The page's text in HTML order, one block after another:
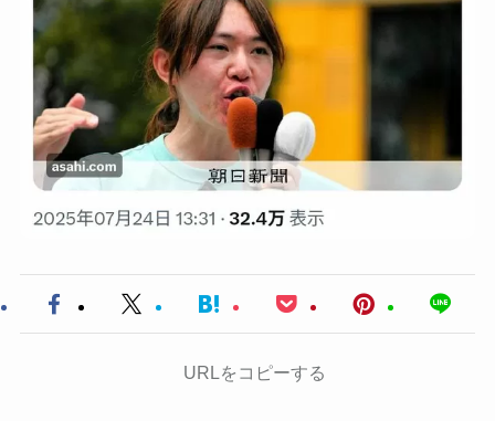
URLをコピーする